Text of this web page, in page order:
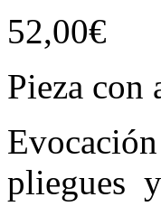
52,00€
Pieza con
pliegues